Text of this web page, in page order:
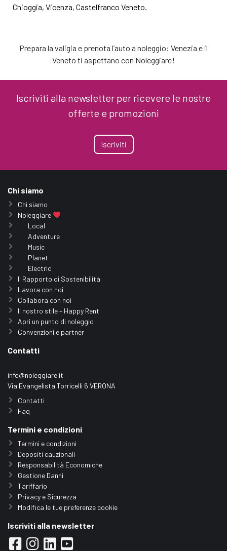
Chioggia, Vicenza, Castelfranco Veneto.
Prepara la valigia e prenota l’auto a noleggio: Venezia e il
Veneto ti aspettano con Noleggiare!
Iscriviti alla newsletter per ricevere le nostre
offerte e promozioni
Iscriviti
Chi siamo
Chi siamo
Noleggiare
Local
Adventure
Music
Planet
Electric
Il Rapporto di Sostenibilità
Lavora con noi
Collabora con noi
Il nostro stile – Happy Rent
Apri un punto di noleggio
Convenzioni e partner
Contatti
info@noleggiare.it
Via Evangelista Torricelli 6 VERONA
Contatti
Faq
Termini e condizioni
Termini e condizioni
Depositi cauzionali
Responsabilità Economiche
Gestione Danni
Tariffario
Privacy e Sicurezza
Modifica le tue preferenze cookie
Iscriviti alla newsletter